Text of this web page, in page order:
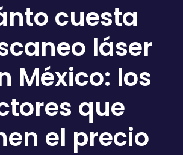
cuesta
láser
México: los
que
el precio